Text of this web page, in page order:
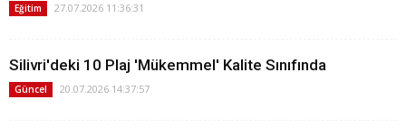
Eğitim 27.07.2026 11:36:31
Silivri'deki 10 Plaj 'Mükemmel' Kalite Sınıfında
Güncel 20.07.2026 14:37:57